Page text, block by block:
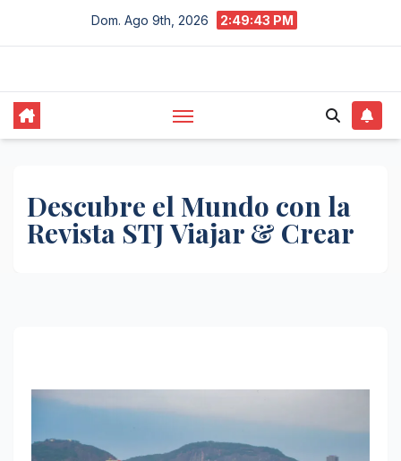
Dom. Ago 9th, 2026 2:49:43 PM
Descubre el Mundo con la
Revista STJ Viajar & Crear